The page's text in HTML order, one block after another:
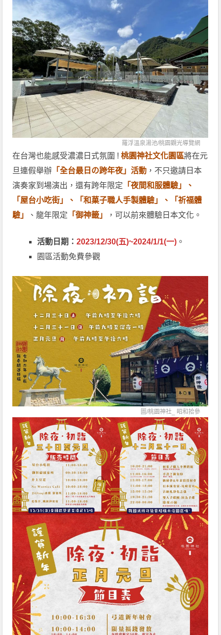
羅浮溫泉湯池/桃園觀光導覽網
在台灣也能感受濃濃日式氛圍 !桃園神社文化園區將在元
旦連假舉辦 「全台最日の跨年夜」活動 ，不只邀請日本
演奏家到場演出，還有跨年限定 「夜間和服體驗」、
「屋台小吃街」、「和菓子職人手製體驗」、「祈福體
驗」
、龍年限定 「御神籤」 ，可以前來體驗日本文化。
活動日期：2023/12/30(五)~2024/1/1(一) 。
園區活動免費參觀
圖/桃園神社_ 昭和拾參